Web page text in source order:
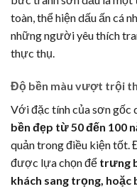
toàn, thể hiện dấu ấn cá
những người yêu thích
thực thụ.
Độ bền màu vượt trội
Với đặc tính của sơn gốc
bền đẹp từ 50 đến 100
quản trong điều kiện tốt.
được lựa chọn để trưng
khách sang trọng, hoặc